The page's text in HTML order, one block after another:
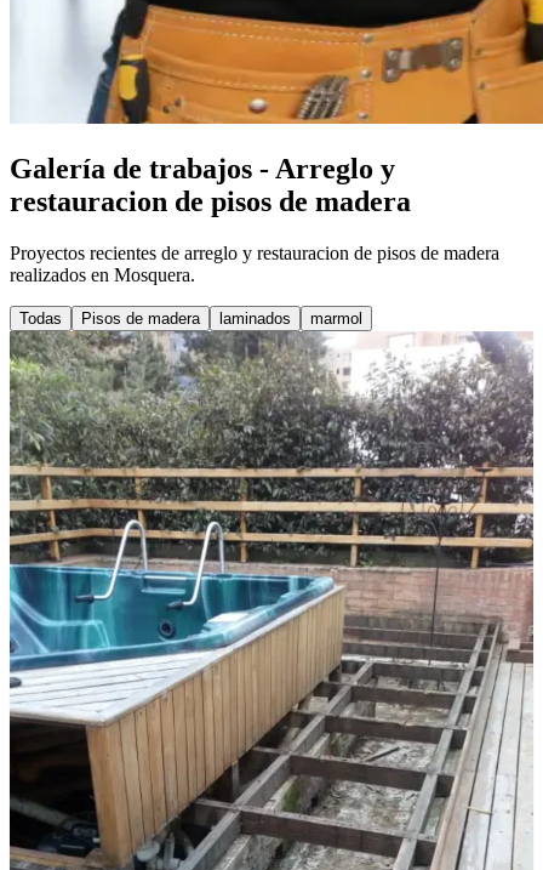
Galería de trabajos - Arreglo y
restauracion de pisos de madera
Proyectos recientes de arreglo y restauracion de pisos de madera
realizados en Mosquera.
Todas Pisos de madera laminados marmol